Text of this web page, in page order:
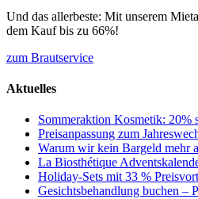
Und das allerbeste: Mit unserem
dem Kauf bis zu 66%!
zum Brautservice
Aktuelles
Sommeraktion Kosmetik: 20%
Preisanpassung zum
Warum wir kein Bargeld mehr
La Biosthétique
Holiday-Sets mit 33 %
Gesichtsbehandlung buchen –